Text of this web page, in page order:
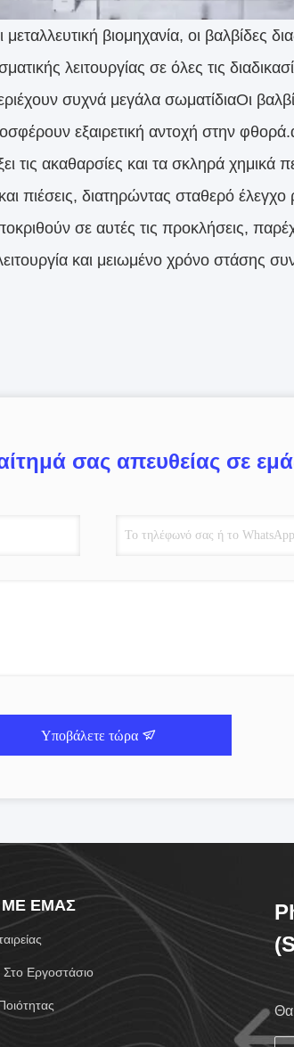
μεταλλευτική βιομηχανία, οι βαλβίδες
λειτουργίας σε όλες τις
συχνά μεγάλα σωματίδιαΟι
εξαιρετική αντοχή στην
τις ακαθαρσίες και τα σκληρά χημικά
πιέσεις, διατηρώντας σταθερό
σε αυτές τις προκλήσεις,
και μειωμένο χρόνο στάσης
αίτημά σας απευθείας σε
Υποβάλετε τώρα
ΜΕ ΕΜΆΣ
Στο Εργοστάσιο
Θα